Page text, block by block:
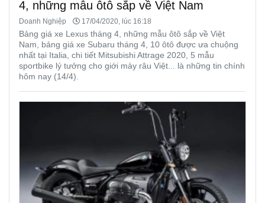
4, những mẫu ôtô sắp về Việt Nam
Doanh Nghiệp 17/04/2020, lúc 16:18
Bảng giá xe Lexus tháng 4, những mẫu ôtô sắp về Việt
Nam, bảng giá xe Subaru tháng 4, 10 ôtô được ưa chuộng
nhất tại Italia, chi tiết Mitsubishi Attrage 2020, 5 mẫu
sportbike lý tưởng cho giới mày râu Việt... là những tin chính
hôm nay (14/4).